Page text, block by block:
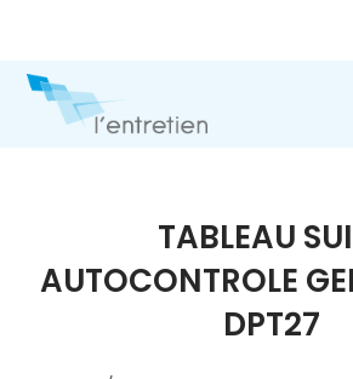
TABLEAU
AUTOCONTROLE
DPT27